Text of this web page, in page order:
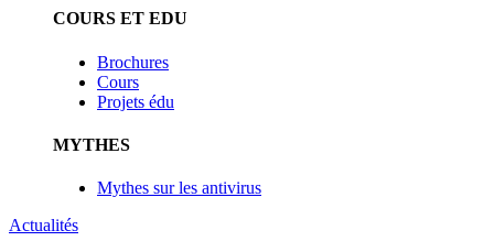
COURS ET EDU
Brochures
Cours
Projets édu
MYTHES
Mythes sur les antivirus
Actualités